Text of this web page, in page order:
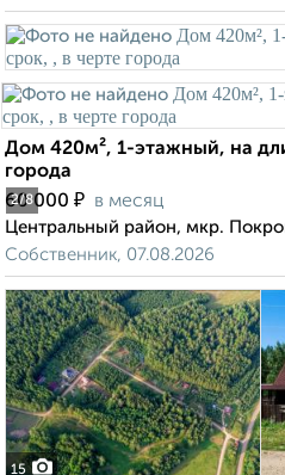
2/8
Дом 420м², 1-этажный, на
города
60 000 ₽ в месяц
Центральный район, мкр.
Собственник, 07.08.2026
15